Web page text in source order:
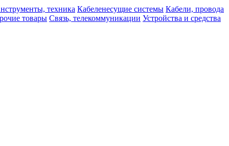
техника Кабеленесущие системы Кабели, провода
товары Связь, телекоммуникации Устройства и средства